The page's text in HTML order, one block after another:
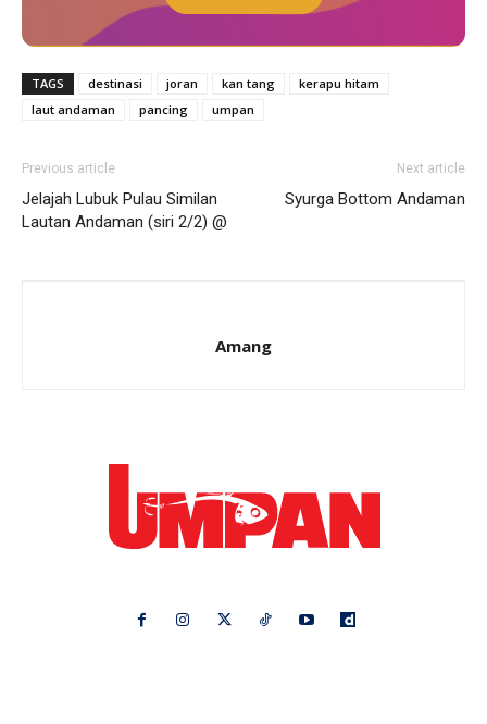
TAGS destinasi joran kan tang
kerapu hitam
laut andaman
pancing umpan
Previous article
Jelajah Lubuk Pulau Similan
Lautan Andaman (siri 2/2) @
Next article
Syurga Bottom Andaman
Amang